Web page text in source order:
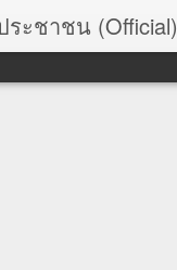
ะชาชน (Official)